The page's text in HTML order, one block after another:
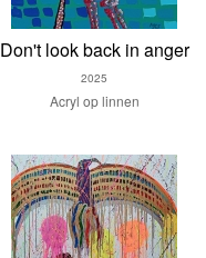
Don't look back in anger
2025
Acryl op linnen